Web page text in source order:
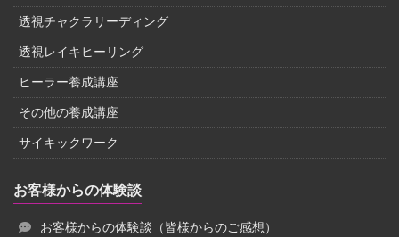
透視チャクラリーディング
透視レイキヒーリング
ヒーラー養成講座
その他の養成講座
サイキックワーク
お客様からの体験談
お客様からの体験談（皆様からのご感想）